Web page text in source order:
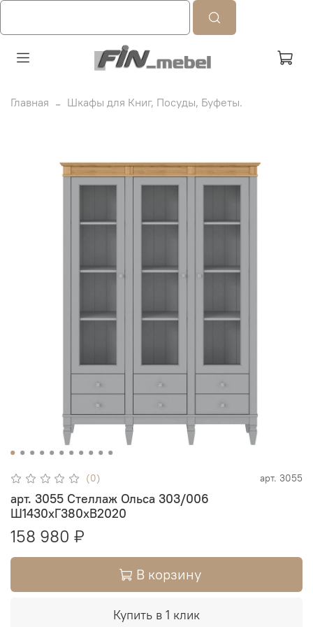
Главная Шкафы для Книг, Посуды, Буфеты.
(0) арт. 3055
арт. 3055 Стеллаж Ольса 303/006
Ш1430хГ380хВ2020
158 980 ₽
В корзину
Купить в 1 клик